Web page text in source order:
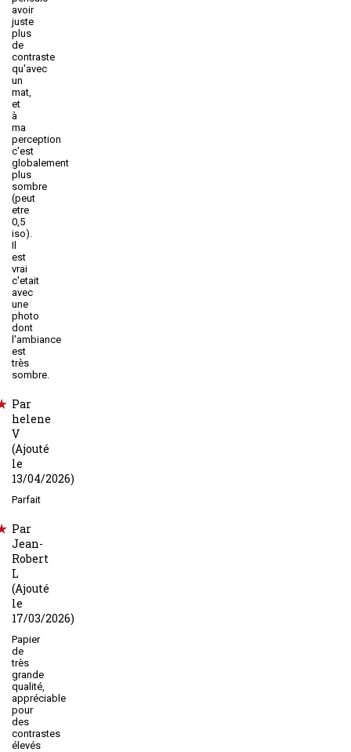
avoir
juste
plus
de
contraste
qu'avec
un
mat,
et
à
ma
perception
c'est
globalement
plus
sombre
(peut
etre
0,5
iso).
Il
est
vrai
c'etait
avec
une
photo
dont
l'ambiance
est
très
sombre.
Par
helene
V
(Ajouté
le
13/04/2026)
Parfait
Par
Jean-
Robert
L
(Ajouté
le
17/03/2026)
Papier
de
très
grande
qualité,
appréciable
pour
des
contrastes
élevés